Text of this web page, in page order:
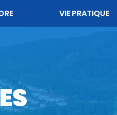
VIE PRATIQUE